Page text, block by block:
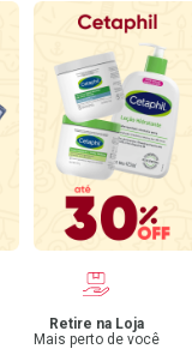
Retire na Loja
Mais perto de você